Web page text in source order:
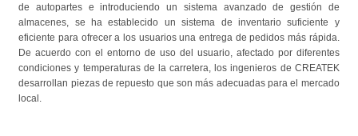
de autopartes e introduciendo un sistema avanzado de gestión de
almacenes, se ha establecido un sistema de inventario suficiente y
eficiente para ofrecer a los usuarios una entrega de pedidos más rápida.
De acuerdo con el entorno de uso del usuario, afectado por diferentes
condiciones y temperaturas de la carretera, los ingenieros de CREATEK
desarrollan piezas de repuesto que son más adecuadas para el mercado
local.